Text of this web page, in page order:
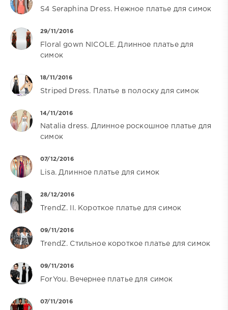
S4 Seraphina Dress. Нежное платье для симок
29/11/2016
Floral gown NICOLE. Длинное платье для
симок
18/11/2016
Striped Dress. Платье в полоску для симок
14/11/2016
Natalia dress. Длинное роскошное платье для
симок
07/12/2016
Lisa. Длинное платье для симок
28/12/2016
TrendZ. II. Короткое платье для симок
09/11/2016
TrendZ. Стильное короткое платье для симок
09/11/2016
ForYou. Вечернее платье для симок
07/11/2016